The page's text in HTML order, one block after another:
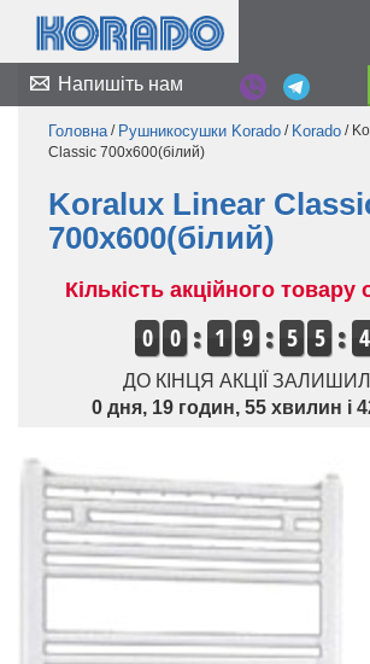
Напишіть нам
Головна / Рушникосушки Korado / Korado /
Classic 700x600(білий)
Koralux Linear
700x600(білий)
Кількість акційного
0 0 1 9 5 5 4
ДО КІНЦЯ АКЦІЇ
0 дня, 19 годин, 55 хвилин і